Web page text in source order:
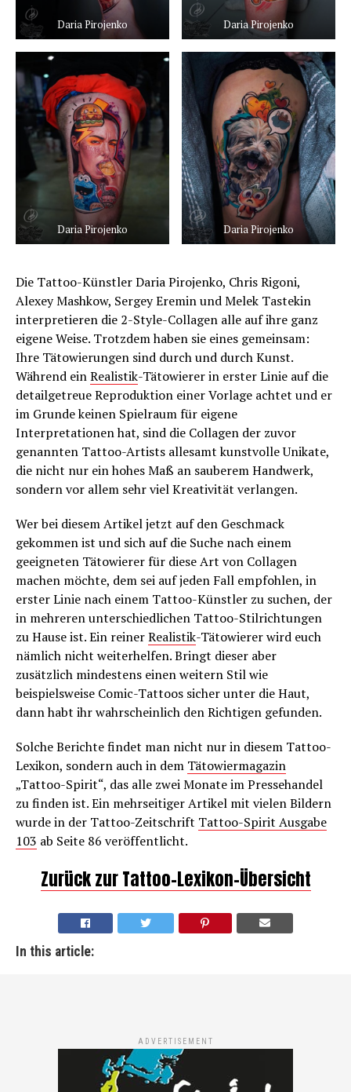
Daria Pirojenko Daria Pirojenko
Daria Pirojenko Daria Pirojenko
Die Tattoo-Künstler Daria Pirojenko, Chris Rigoni,
Alexey Mashkow, Sergey Eremin und Melek Tastekin
interpretieren die 2-Style-Collagen alle auf ihre ganz
eigene Weise. Trotzdem haben sie eines gemeinsam:
Ihre Tätowierungen sind durch und durch Kunst.
Während einRealistik-Tätowierer in erster Linie auf die
detailgetreue Reproduktion einer Vorlage achtet und er
im Grunde keinen Spielraum für eigene
Interpretationen hat, sind die Collagen der zuvor
genannten Tattoo-Artists allesamt kunstvolle Unikate,
die nicht nur ein hohes Maß an sauberem Handwerk,
sondern vor allem sehr viel Kreativität verlangen.
Wer bei diesem Artikel jetzt auf den Geschmack
gekommen ist und sich auf die Suche nach einem
geeigneten Tätowierer für diese Art von Collagen
machen möchte, dem sei auf jeden Fall empfohlen, in
erster Linie nach einem Tattoo-Künstler zu suchen, der
in mehreren unterschiedlichen Tattoo-Stilrichtungen
zu Hause ist. Ein reinerRealistik-Tätowierer wird euch
nämlich nicht weiterhelfen. Bringt dieser aber
zusätzlich mindestens einen weitern Stil wie
beispielsweise Comic-Tattoos sicher unter die Haut,
dann habt ihr wahrscheinlich den Richtigen gefunden.
Solche Berichte findet man nicht nur in diesem Tattoo-
Lexikon, sondern auch in dem Tätowiermagazin
„Tattoo-Spirit“, das alle zwei Monate im Pressehandel
zu finden ist. Ein mehrseitiger Artikel mit vielen Bildern
wurde in der Tattoo-Zeitschrift Tattoo-Spirit Ausgabe
103 ab Seite 86 veröffentlicht.
Zurück zur Tattoo-Lexikon-Übersicht
In this article:
ADVERTISEMENT